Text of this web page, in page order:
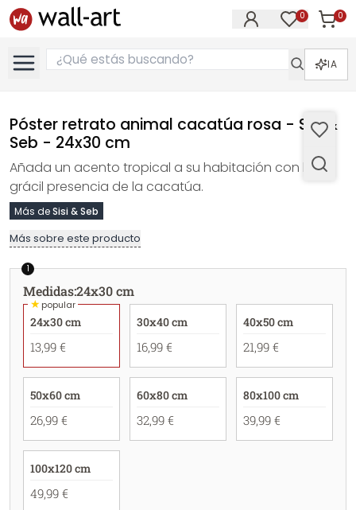
0 0
IA
Póster retrato animal cacatúa rosa - Sisi &
Seb - 24x30 cm
Añada un acento tropical a su habitación con la
grácil presencia de la cacatúa.
Más deSisi & Seb
Más sobre este producto
1
Medidas:24x30 cm
★popular
24x30 cm
13,99 €
30x40 cm
16,99 €
40x50 cm
21,99 €
50x60 cm
26,99 €
60x80 cm
32,99 €
80x100 cm
39,99 €
100x120 cm
49,99 €